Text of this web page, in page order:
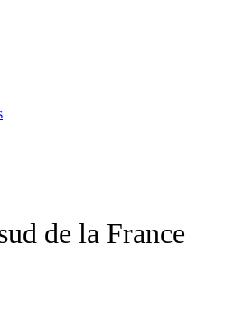
de la France